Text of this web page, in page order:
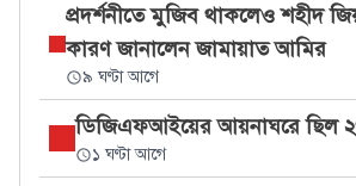
প্রদর্শনীতে মুজিব থাকলেও শহীদ
কারণ জানালেন জামায়াত আমির
৯ ঘণ্টা আগে
ডিজিএফআইয়ের আয়নাঘরে ছিল
১ ঘণ্টা আগে